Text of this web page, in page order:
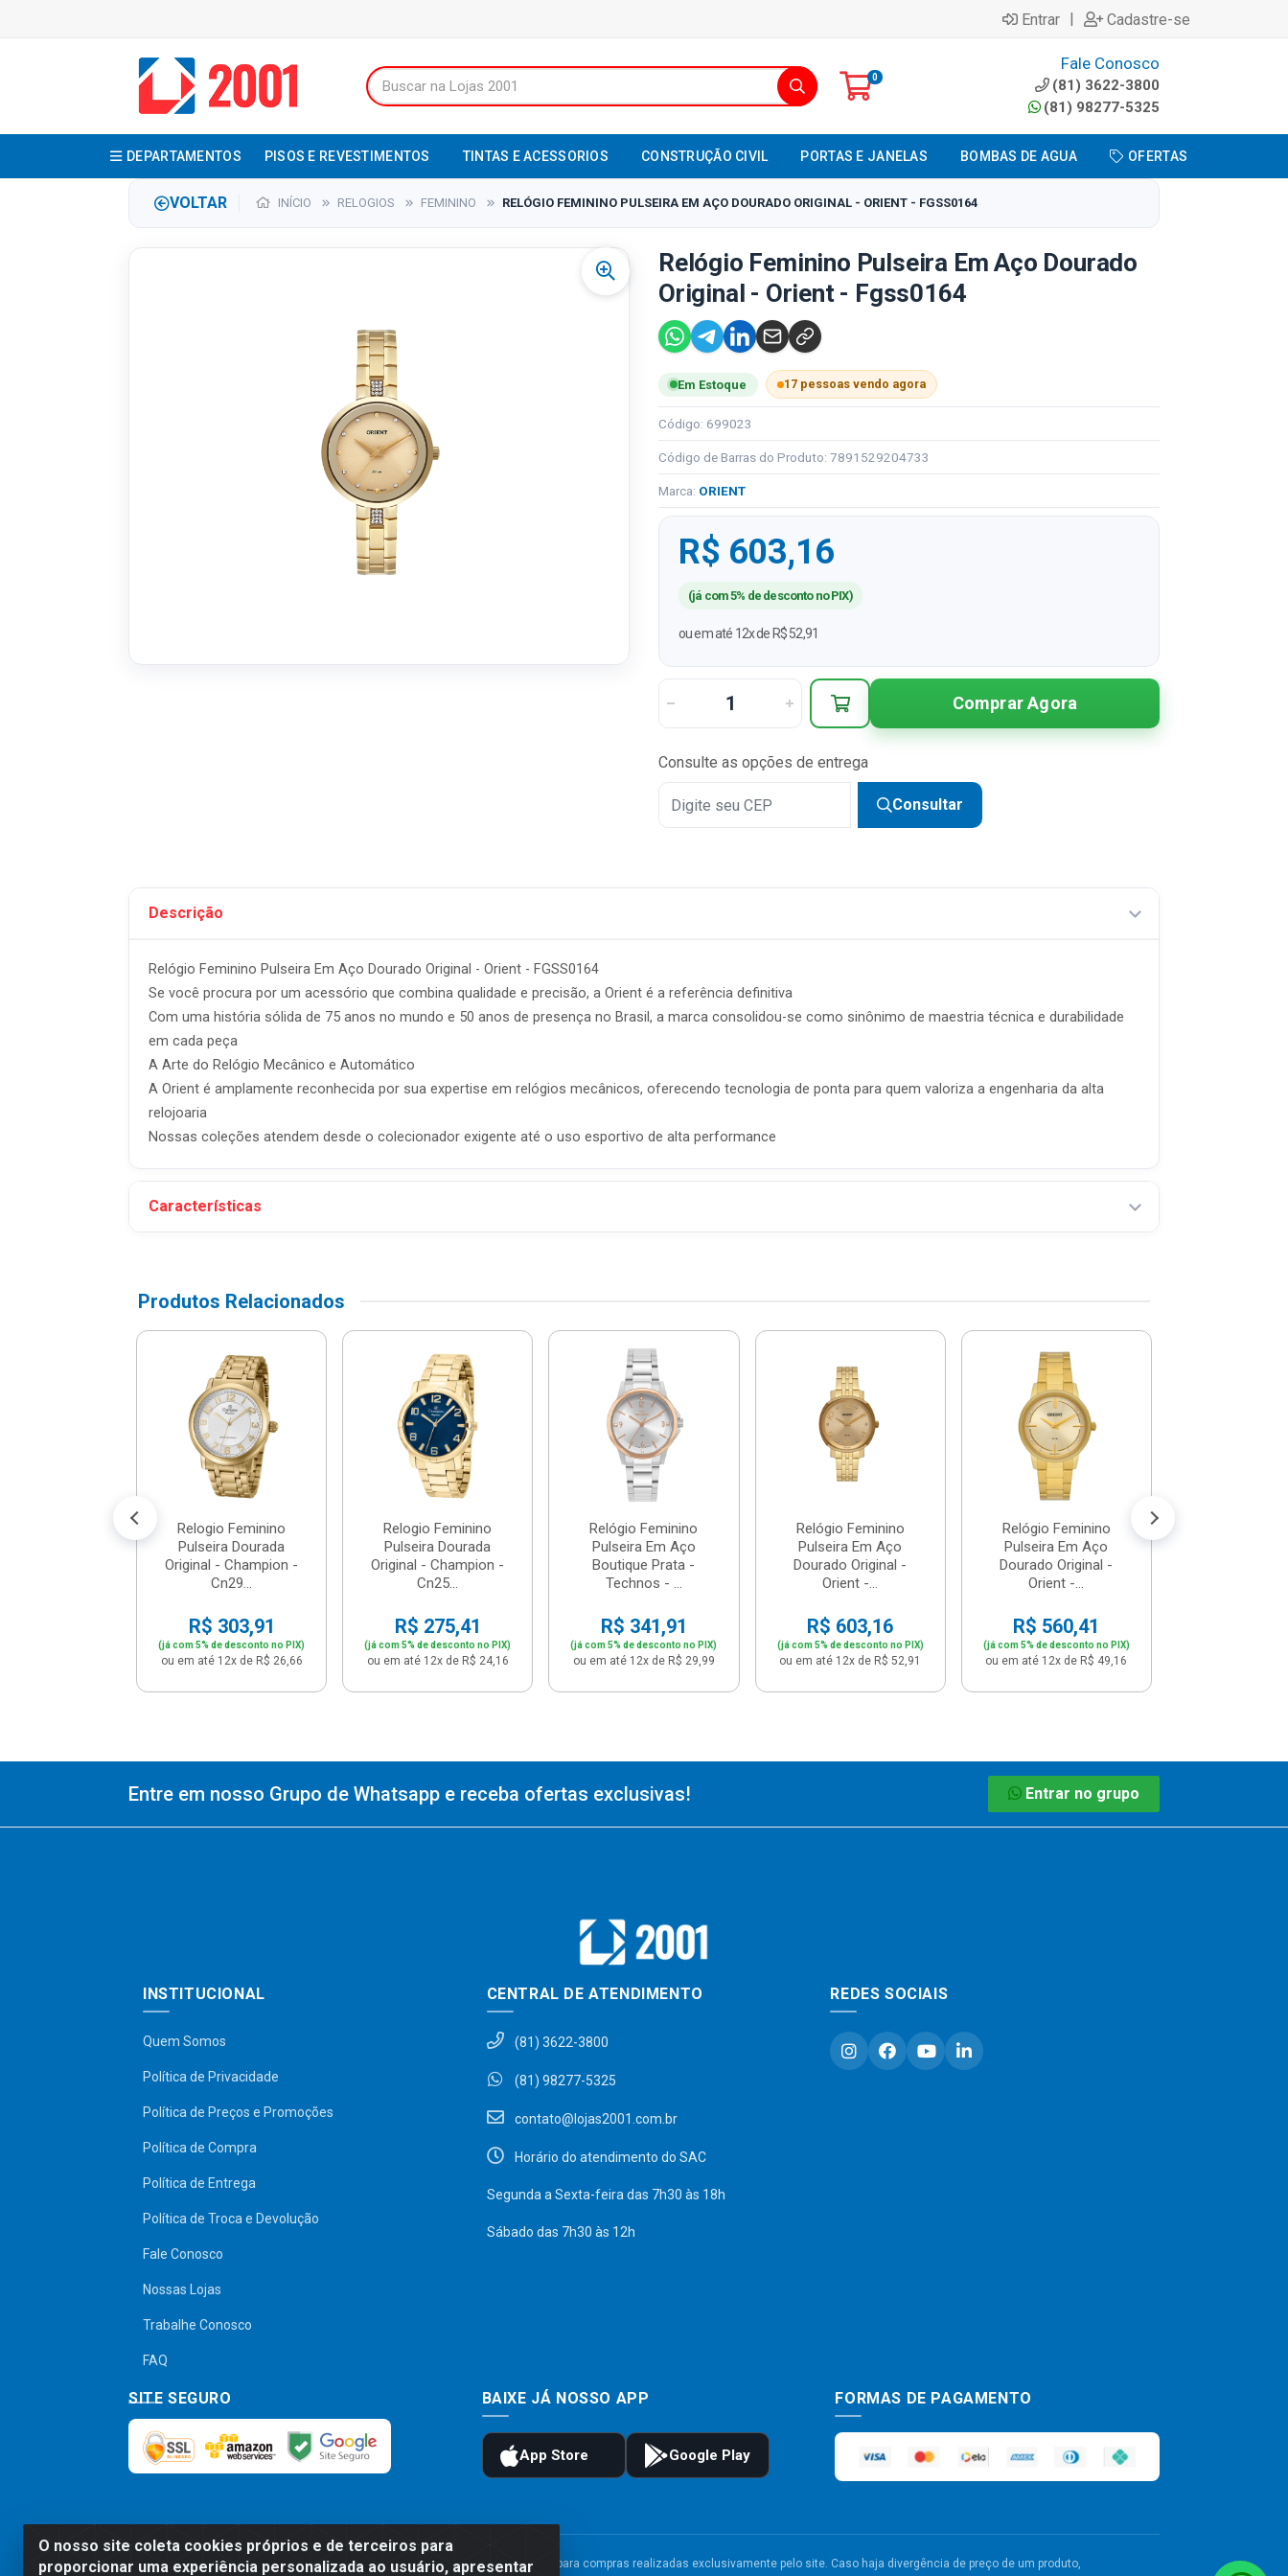
Entrar | Cadastre-se
0
Fale Conosco
(81) 3622-3800
(81) 98277-5325
DEPARTAMENTOS PISOS E REVESTIMENTOS TINTAS E ACESSORIOS CONSTRUÇÃO CIVIL PORTAS E JANELAS BOMBAS DE AGUA OFERTAS
VOLTAR INÍCIO RELOGIOS FEMININO RELÓGIO FEMININO PULSEIRA EM AÇO DOURADO ORIGINAL - ORIENT - FGSS0164
Relógio Feminino Pulseira Em Aço Dourado
Original - Orient - Fgss0164
Em Estoque 17 pessoas vendo agora
Código: 699023
Código de Barras do Produto: 7891529204733
Marca: ORIENT
R$ 603,16
(já com 5% de desconto no PIX)
ou em até 12x de R$ 52,91
Comprar Agora
Consulte as opções de entrega
Consultar
Descrição
Relógio Feminino Pulseira Em Aço Dourado Original - Orient - FGSS0164
Se você procura por um acessório que combina qualidade e precisão, a Orient é a referência definitiva
Com uma história sólida de 75 anos no mundo e 50 anos de presença no Brasil, a marca consolidou-se como sinônimo de maestria técnica e durabilidade
em cada peça
A Arte do Relógio Mecânico e Automático
A Orient é amplamente reconhecida por sua expertise em relógios mecânicos, oferecendo tecnologia de ponta para quem valoriza a engenharia da alta
relojoaria
Nossas coleções atendem desde o colecionador exigente até o uso esportivo de alta performance
Características
Produtos Relacionados
Relogio Feminino
Pulseira Dourada
Original - Champion -
Cn29...
R$ 303,91
(já com 5% de desconto no PIX)
ou em até 12x de R$ 26,66
Relogio Feminino
Pulseira Dourada
Original - Champion -
Cn25...
R$ 275,41
(já com 5% de desconto no PIX)
ou em até 12x de R$ 24,16
Relógio Feminino
Pulseira Em Aço
Boutique Prata -
Technos - ...
R$ 341,91
(já com 5% de desconto no PIX)
ou em até 12x de R$ 29,99
Relógio Feminino
Pulseira Em Aço
Dourado Original -
Orient -...
R$ 603,16
(já com 5% de desconto no PIX)
ou em até 12x de R$ 52,91
Relógio Feminino
Pulseira Em Aço
Dourado Original -
Orient -...
R$ 560,41
(já com 5% de desconto no PIX)
ou em até 12x de R$ 49,16
O nosso site coleta cookies próprios e de terceiros para
proporcionar uma experiência personalizada ao usuário, apresentar
Entre em nosso Grupo de Whatsapp e receba ofertas exclusivas! Entrar no grupo
INSTITUCIONAL
Quem Somos
Política de Privacidade
Política de Preços e Promoções
Política de Compra
Política de Entrega
Política de Troca e Devolução
Fale Conosco
Nossas Lojas
Trabalhe Conosco
FAQ
CENTRAL DE ATENDIMENTO
(81) 3622-3800
(81) 98277-5325
contato@lojas2001.com.br
Horário do atendimento do SAC
Segunda a Sexta-feira das 7h30 às 18h
Sábado das 7h30 às 12h
REDES SOCIAIS
SITE SEGURO BAIXE JÁ NOSSO APP FORMAS DE PAGAMENTO
Preços, promoções, condições de pagamento e frete são válidos para compras realizadas exclusivamente pelo site. Caso haja divergência de preço de um produto,